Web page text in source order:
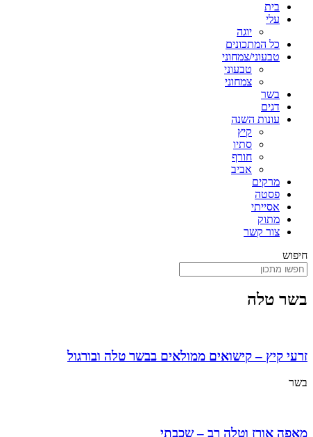
בית
עלי
יוגה
כל המתכונים
טבעוני/צמחוני
טבעוני
צמחוני
בשר
דגים
עונות השנה
קיץ
סתיו
חורף
אביב
מרקים
פסטה
אסייתי
מתוק
צור קשר
חיפוש
בשר טלה
זרעי קיץ – קישואים ממולאים בבשר טלה ובורגול
בשר
מאפה אורז וטלה רב – שכבתי